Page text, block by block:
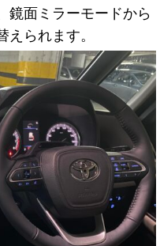
鏡面ミラーモードから
られます。